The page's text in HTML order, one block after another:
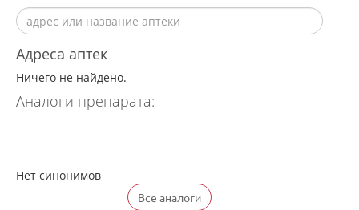
Адреса аптек
Ничего не найдено.
Аналоги препарата:
Нет синонимов
Все аналоги